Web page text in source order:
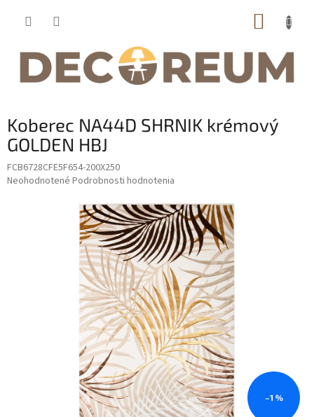
Koberec NA44D SHRNIK krémový
GOLDEN HBJ
FCB6728CFE5F654-200X250
Priemerné
Neohodnotené Podrobnosti hodnotenia
–1 %